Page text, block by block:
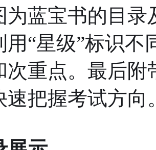
为蓝宝书的目录
用“星级”标识
次重点。最后
速把握考试方向